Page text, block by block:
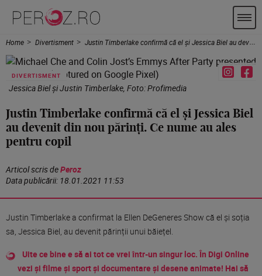
Home Divertisment Justin Timberlake confirmă că el și Jessica Biel au devenit din nou părinți. Ce nume au ales pentru copil
DIVERTISMENT
Jessica Biel și Justin Timberlake, Foto: Profimedia
Justin Timberlake confirmă că el și Jessica Biel
au devenit din nou părinți. Ce nume au ales
pentru copil
Articol scris dePeroz
Data publicării: 18.01.2021 11:53
Justin Timberlake a confirmat la Ellen DeGeneres Show că el și soția
sa, Jessica Biel, au devenit părinții unui băiețel.
Uite ce bine e să ai tot ce vrei într-un singur loc. În Digi Online
vezi și filme și sport și documentare și desene animate! Hai să